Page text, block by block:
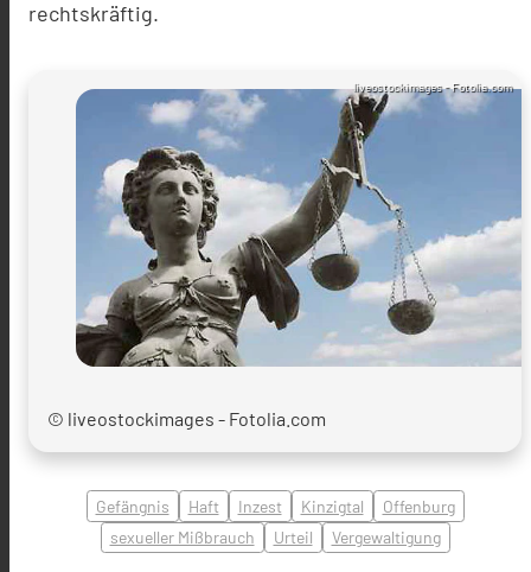
rechtskräftig.
liveostockimages - Fotolia.com
© liveostockimages - Fotolia.com
Gefängnis Haft Inzest Kinzigtal
Offenburg
sexueller Mißbrauch
Urteil Vergewaltigung